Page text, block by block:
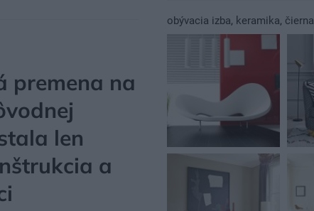
premena na
len
a
obývacia izba, keramika, čierna